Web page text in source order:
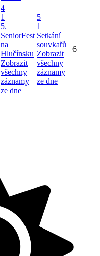
4
1
5.
SeniorFest
na
Hlučínsku
Zobrazit
všechny
záznamy
ze dne
5
1
Setkání
souvkařů
Zobrazit
všechny
záznamy
ze dne
6